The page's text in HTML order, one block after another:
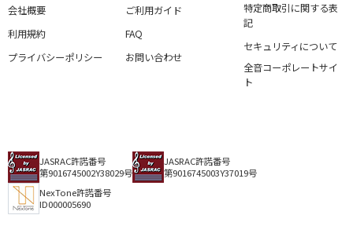
会社概要
利用規約
プライバシーポリシー
ご利用ガイド
FAQ
お問い合わせ
特定商取引に関する表
記
セキュリティについて
全音コーポレートサイ
ト
JASRAC許諾番号
第9016745002Y38029号
JASRAC許諾番号
第9016745003Y37019号
NexTone許諾番号
ID000005690